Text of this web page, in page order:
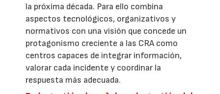
la próxima década. Para ello combina
aspectos tecnológicos, organizativos y
normativos con una visión que concede un
protagonismo creciente a las CRA como
centros capaces de integrar información,
valorar cada incidente y coordinar la
respuesta más adecuada.